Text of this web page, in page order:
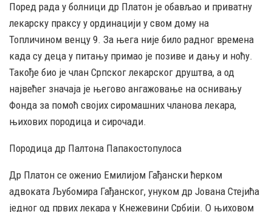
Поред рада у болници др Платон је обављао и приватну
лекарску праксу у ординацији у свом дому на
Топличином венцу 9. За њега није било радног времена
када су деца у питању примао је позиве и дању и ноћу.
Такође био је члан Српског лекарског друштва, а од
највећег значаја је његово ангажовање на оснивању
Фонда за помоћ својих сиромашних чланова лекара,
њихових породица и сирочади.
Породица др Палтона Папакостопулоса
Др Платон се оженио Емилијом Гађански ћерком
адвоката Љубомира Гађанског, унуком др Јована Стејића
једног од првих лекара у Кнежевини Србији. О њиховом